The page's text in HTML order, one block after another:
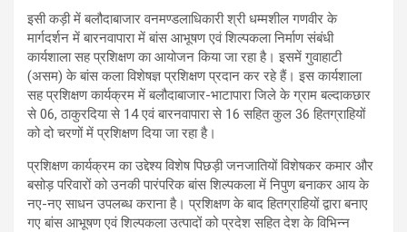
इसी कड़ी में बलौदाबाजार वनमण्डलाधिकारी श्री धम्मशील गणवीर के
मार्गदर्शन में बारनवापारा में बांस आभूषण एवं शिल्पकला निर्माण संबंधी
कार्यशाला सह प्रशिक्षण का आयोजन किया जा रहा है। इसमें गुवाहाटी
(असम) के बांस कला विशेषज्ञ प्रशिक्षण प्रदान कर रहे हैं। इस कार्यशाला
सह प्रशिक्षण कार्यक्रम में बलौदाबाजार-भाटापारा जिले के ग्राम बल्दाकछार
से 06, ठाकुरदिया से 14 एवं बारनवापारा से 16 सहित कुल 36 हितग्राहियों
को दो चरणों में प्रशिक्षण दिया जा रहा है।
प्रशिक्षण कार्यक्रम का उद्देश्य विशेष पिछड़ी जनजातियों विशेषकर कमार और
बसोड़ परिवारों को उनकी पारंपरिक बांस शिल्पकला में निपुण बनाकर आय के
नए-नए साधन उपलब्ध कराना है। प्रशिक्षण के बाद हितग्राहियों द्वारा बनाए
गए बांस आभूषण एवं शिल्पकला उत्पादों को प्रदेश सहित देश के विभिन्न